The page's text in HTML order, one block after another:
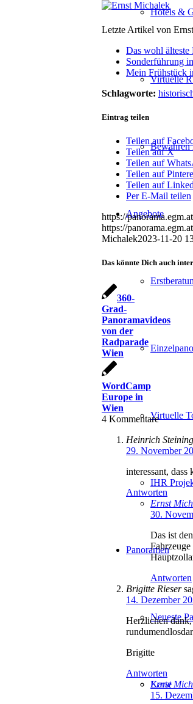
Hotels &
Virtuelle
Bewahren
Angebote
Virtuelle
IHR
Panoramen
Neueste
Karte
Letzte Artikel von
Das wohl älteste
Sonderführung
Mein Frühstück
Schlagworte:
Eintrag teilen
Teilen auf
Teilen auf X
Teilen auf
Teilen auf
Teilen auf
Per E-Mail teilen
https://
https://
Michalek2023-11-20
Das könnte Dich auch
360-
Grad-
Panoramavideos
von der
Radparade
Wien
WordCamp
Europe in
Wien
4 Kommentare
Heinrich
29. November
interessant, dass
Antworten
Ernst
30.
Das ist
Antworten
Brigitte Rieser
14. Dezember
Herzlichen dank,
Brigitte
Antworten
Ernst
15.